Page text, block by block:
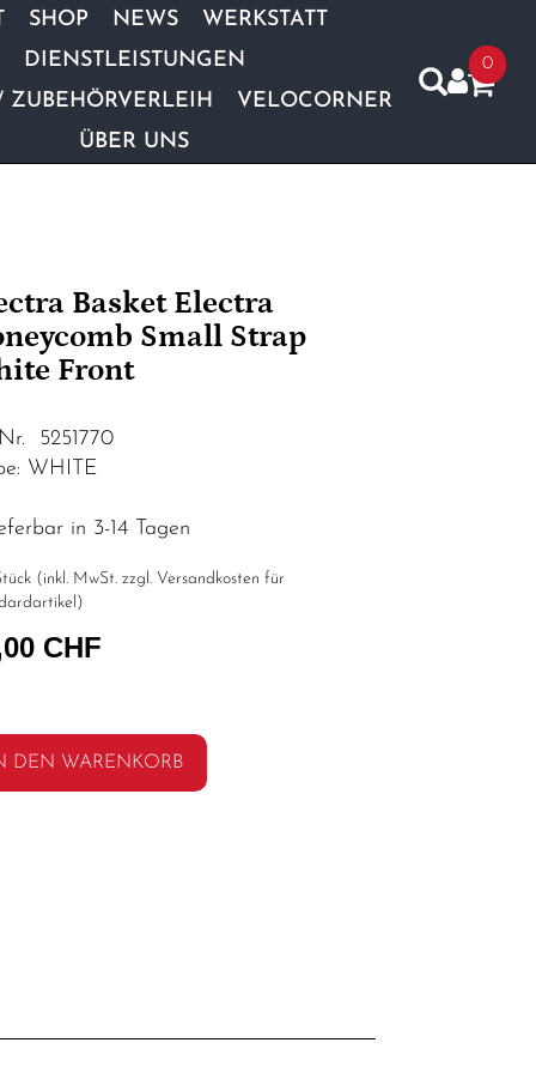
SHOP NEWS
WERKSTATT
DIENSTLEISTUNGEN
ZUBEHÖRVERLEIH
VELOCORNER
ÜBER UNS
0
Basket Electra
Small Strap
Front
5251770
WHITE
in 3-14 Tagen
(inkl. MwSt. zzgl. Versandkosten für
)
CHF
DEN WARENKORB